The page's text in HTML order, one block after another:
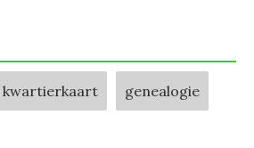
kwartierkaart genealogie